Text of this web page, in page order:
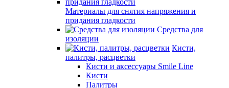
Материалы для снятия напряжения и
придания гладкости
Средства для
изоляции
Кисти,
палитры, расцветки
Кисти и аксессуары Smile Line
Кисти
Палитры